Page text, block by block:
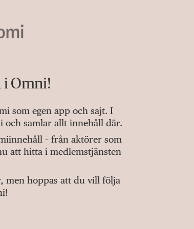
Omni!
som egen app och sajt. I
och samlar allt innehåll där.
– från aktörer som
att hitta i medlemstjänsten
men hoppas att du vill följa